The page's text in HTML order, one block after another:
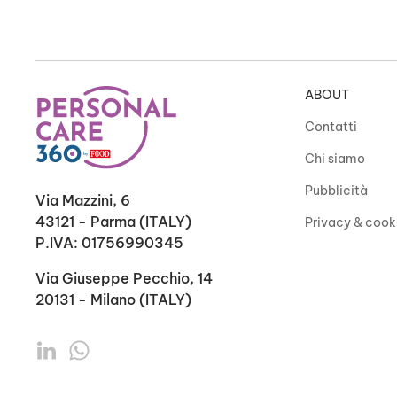
Via Mazzini, 6
43121 - Parma (ITALY)
P.IVA: 01756990345
Via Giuseppe Pecchio, 14
20131 - Milano (ITALY)
ABOUT
Contatti
Chi siamo
Pubblicità
Privacy &